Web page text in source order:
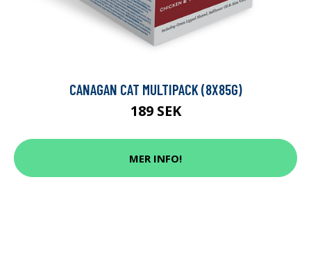
CANAGAN CAT MULTIPACK (8X85G)
189 SEK
MER INFO!